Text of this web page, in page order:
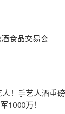
食品交易会
！手艺人酒重磅
1000万！